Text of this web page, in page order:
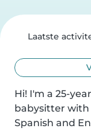
Laatste
Hi! I'm a 25-
babysitter with
Spanish and